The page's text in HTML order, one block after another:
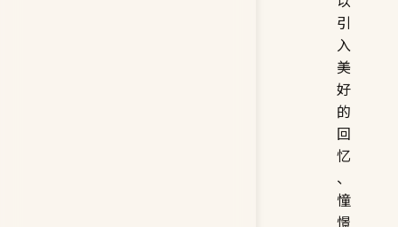
引
入
美
好
的
回
忆
、
憧
憬